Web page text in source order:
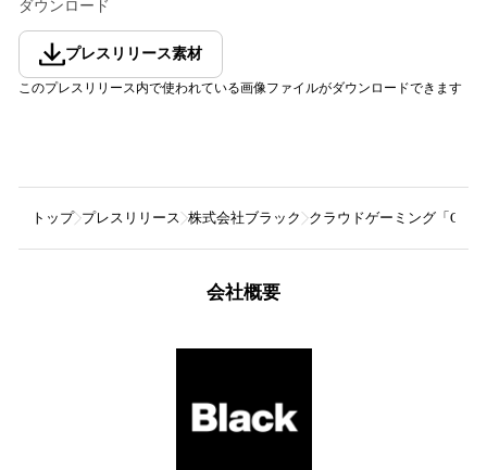
ダウンロード
プレスリリース素材
このプレスリリース内で使われている画像ファイルがダウンロードできます
トップ プレスリリース 株式会社ブラック クラウドゲーミング「
会社概要